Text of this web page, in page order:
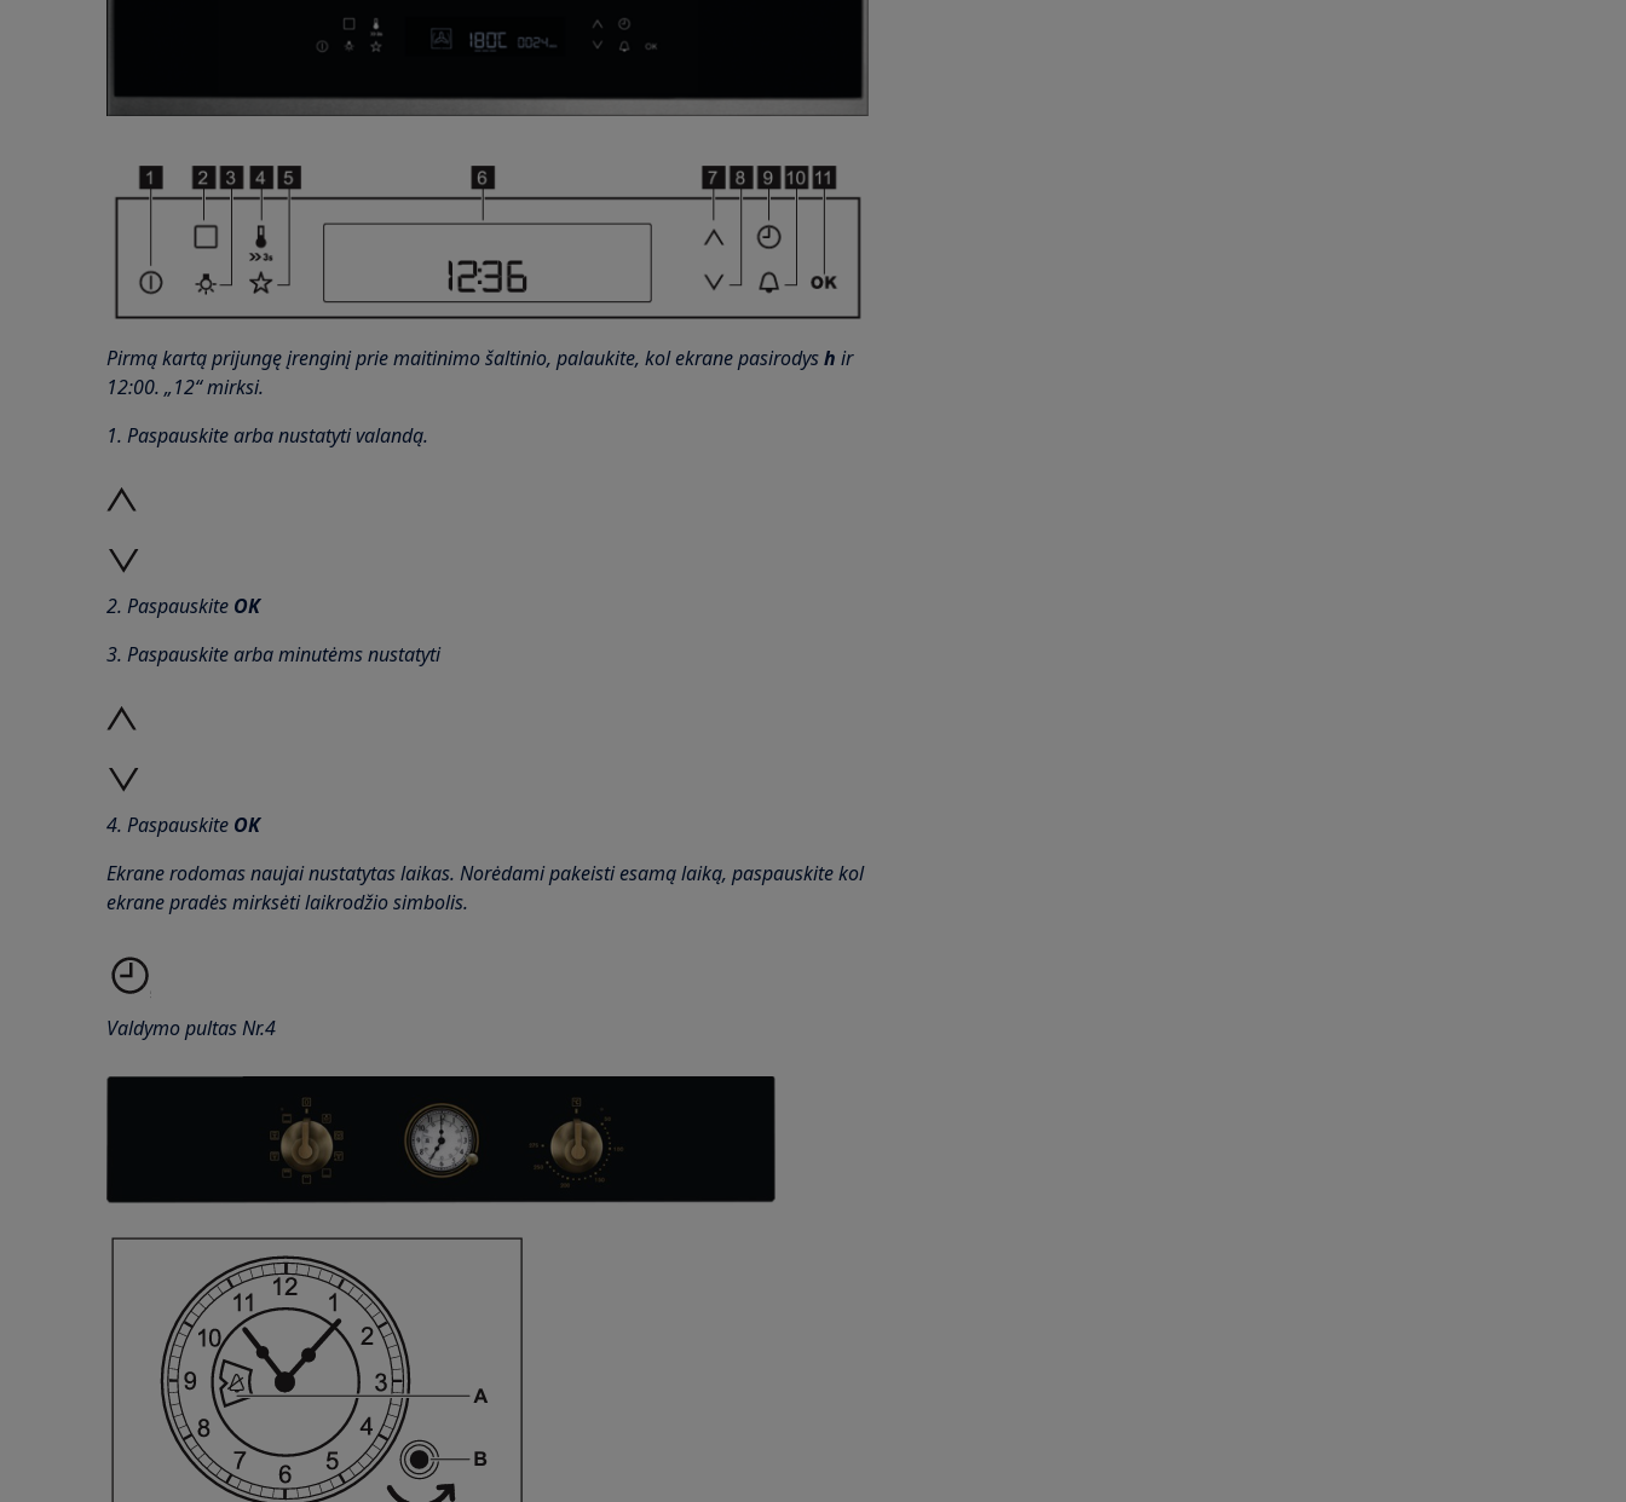
Pirmą kartą prijungę įrenginį prie maitinimo šaltinio, palaukite, kol ekrane pasirodysh ir
12:00. „12“ mirksi.
1. Paspauskite arba nustatyti valandą.
2. Paspauskite OK
3. Paspauskitearba minutėms nustatyti
4. Paspauskite OK
Ekrane rodomas naujai nustatytas laikas. Norėdami pakeisti esamą laiką, paspauskite kol
ekrane pradės mirksėti laikrodžio simbolis.
Valdymo pultas Nr.4